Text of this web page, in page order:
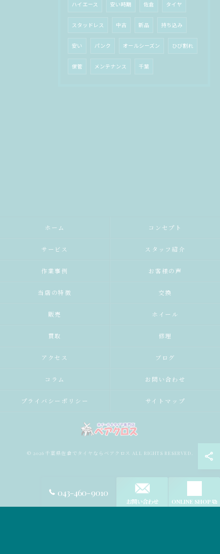
ハイエース 安い時期 佐倉 タイヤ
スタッドレス 中古 新品 持ち込み
安い パンク オールシーズン ひび割れ
保管 メンテナンス 千葉
043-460-9010
お問い合わせ ONLINE SHOP
ホーム コンセプト
サービス スタッフ紹介
作業事例 お客様の声
当店の特徴 交換
販売 ホイール
買取 修理
アクセス ブログ
コラム お問い合わせ
プライバシーポリシー サイトマップ
© 2026 千葉県佐倉でタイヤならベアクロス ALL RIGHTS RESERVED.